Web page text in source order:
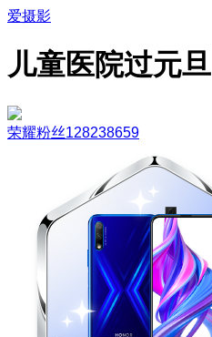
爱摄影
儿童医院过元旦
荣耀粉丝128238659